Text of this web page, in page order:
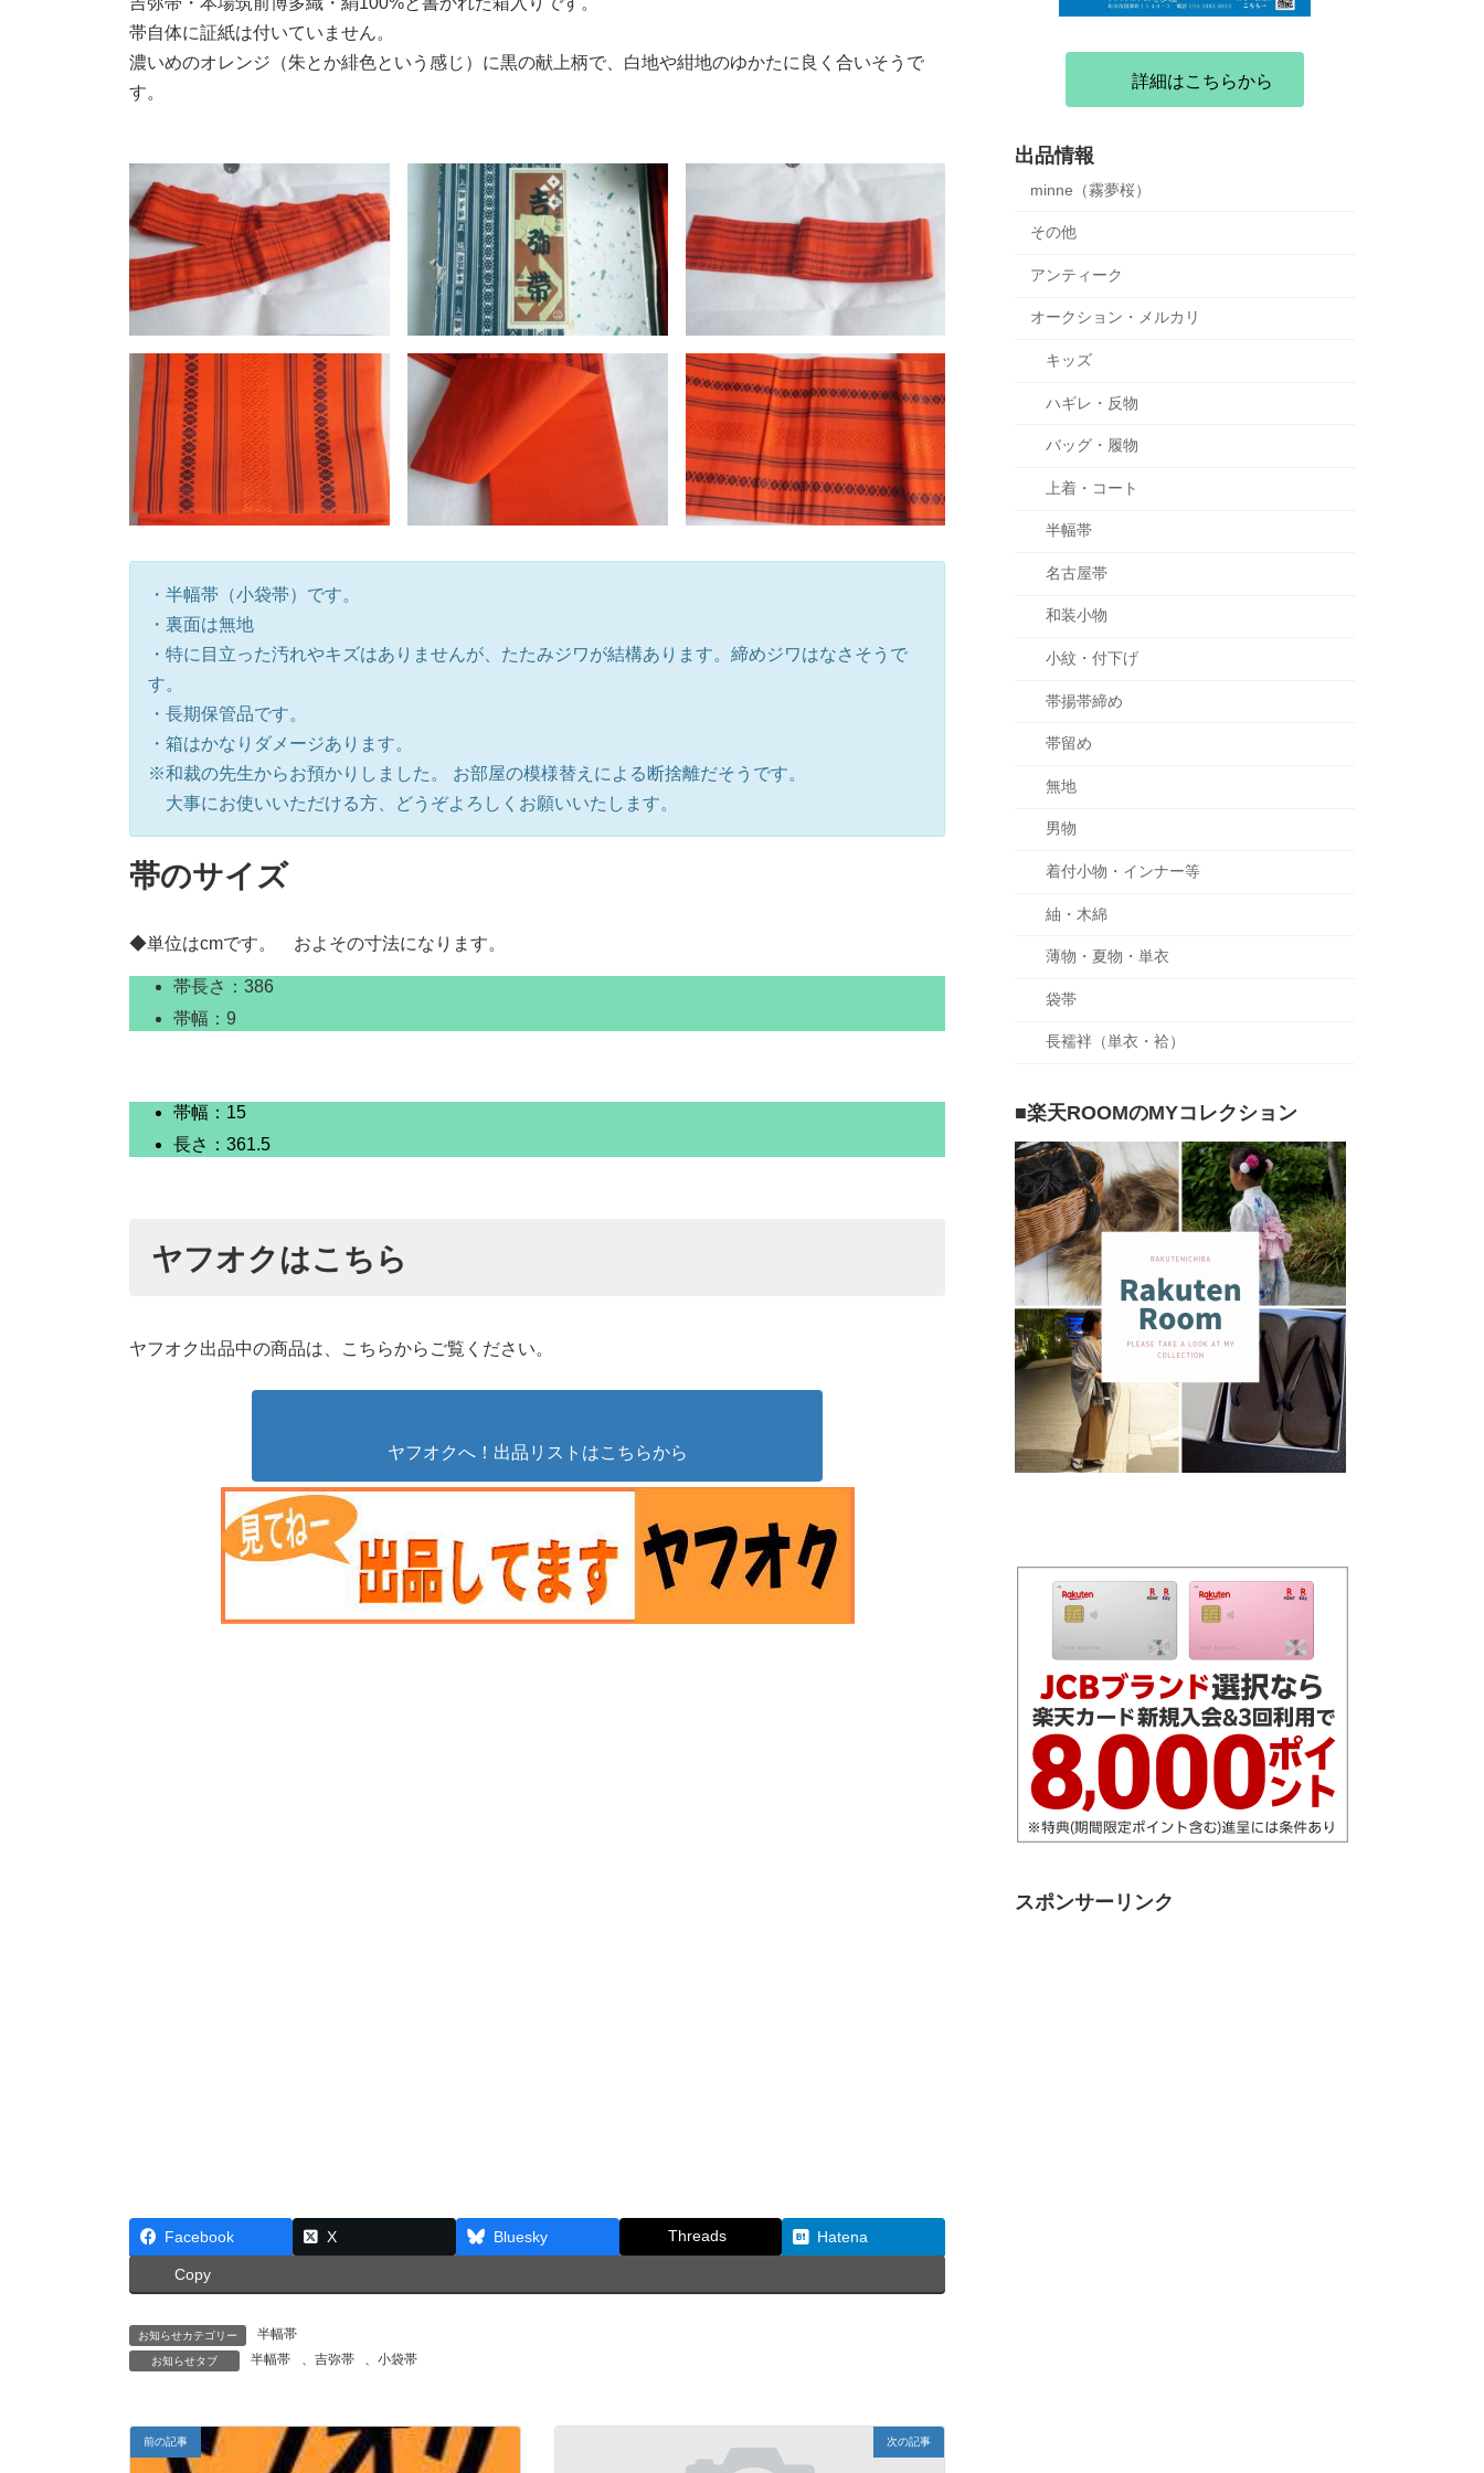
帯自体に証紙は付いていません。
濃いめのオレンジ（朱とか緋色という感じ）に黒の献上柄で、白地や紺地のゆかたに良く合いそうで
す。
・半幅帯（小袋帯）です。
・裏面は無地
・特に目立った汚れやキズはありませんが、たたみジワが結構あります。締めジワはなさそうで
す。
・長期保管品です。
・箱はかなりダメージあります。
※和裁の先生からお預かりしました。 お部屋の模様替えによる断捨離だそうです。
大事にお使いいただける方、どうぞよろしくお願いいたします。
帯のサイズ
◆単位はcmです。 およその寸法になります。
帯長さ：386
帯幅：9
帯幅：15
長さ：361.5
ヤフオクはこちら
ヤフオク出品中の商品は、こちらからご覧ください。
ヤフオクへ！出品リストはこちらから
Facebook X Bluesky Threads Hatena
Copy
お知らせカテゴリー 半幅帯
お知らせタブ 半幅帯 、 吉弥帯 、小袋帯
前の記事 次の記事
詳細はこちらから
出品情報
minne（霧夢桜）
その他
アンティーク
オークション・メルカリ
キッズ
ハギレ・反物
バッグ・履物
上着・コート
半幅帯
名古屋帯
和装小物
小紋・付下げ
帯揚帯締め
帯留め
無地
男物
着付小物・インナー等
紬・木綿
薄物・夏物・単衣
袋帯
長襦袢（単衣・袷）
■楽天ROOMのMYコレクション
スポンサーリンク